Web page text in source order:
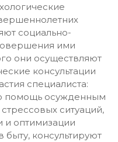
социально-
ими
они осуществляют
консультации
специалиста:
помощь осужденным
ситуаций,
и оптимизации
консультируют